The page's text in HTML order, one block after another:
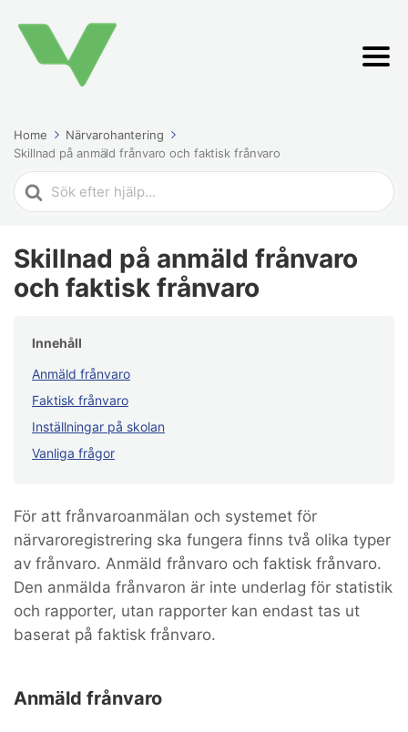
Home
Närvarohantering
Skillnad på anmäld frånvaro och faktisk frånvaro
Search
For
Skillnad på anmäld frånvaro
och faktisk frånvaro
Innehåll
Anmäld frånvaro
Faktisk frånvaro
Inställningar på skolan
Vanliga frågor
För att frånvaroanmälan och systemet för
närvaroregistrering ska fungera finns två olika typer
av frånvaro. Anmäld frånvaro och faktisk frånvaro.
Den anmälda frånvaron är inte underlag för statistik
och rapporter, utan rapporter kan endast tas ut
baserat på faktisk frånvaro.
Anmäld frånvaro